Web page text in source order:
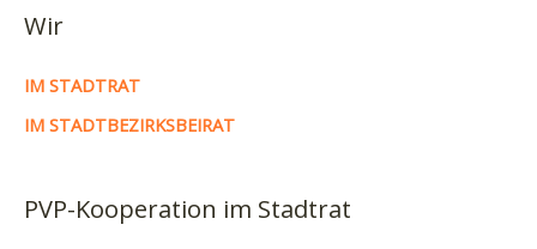
Wir
IM STADTRAT
IM STADTBEZIRKSBEIRAT
PVP-Kooperation im Stadtrat